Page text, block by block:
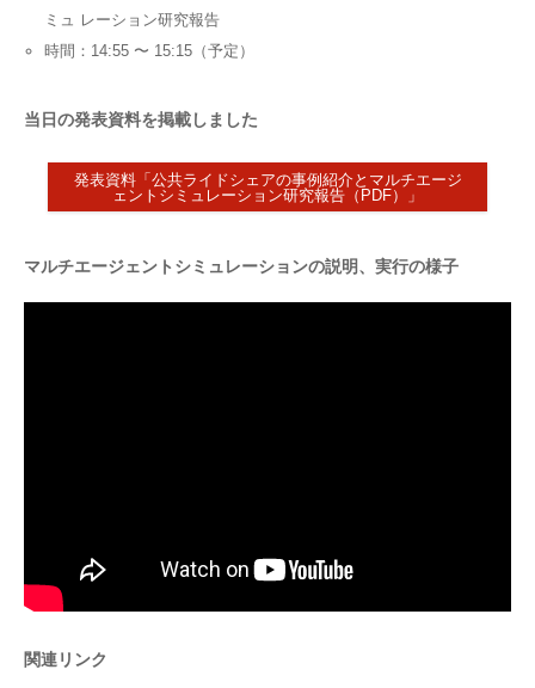
ミュ レーション研究報告
時間：14:55 〜 15:15（予定）
当日の発表資料を掲載しました
発表資料「公共ライドシェアの事例紹介とマルチエージ
ェントシミュレーション研究報告（PDF）」
マルチエージェントシミュレーションの説明、実行の様子
関連リンク